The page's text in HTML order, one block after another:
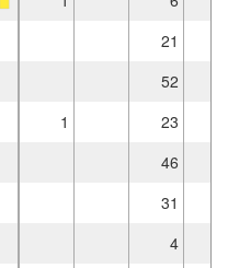
21
52
1 23
46
31
4